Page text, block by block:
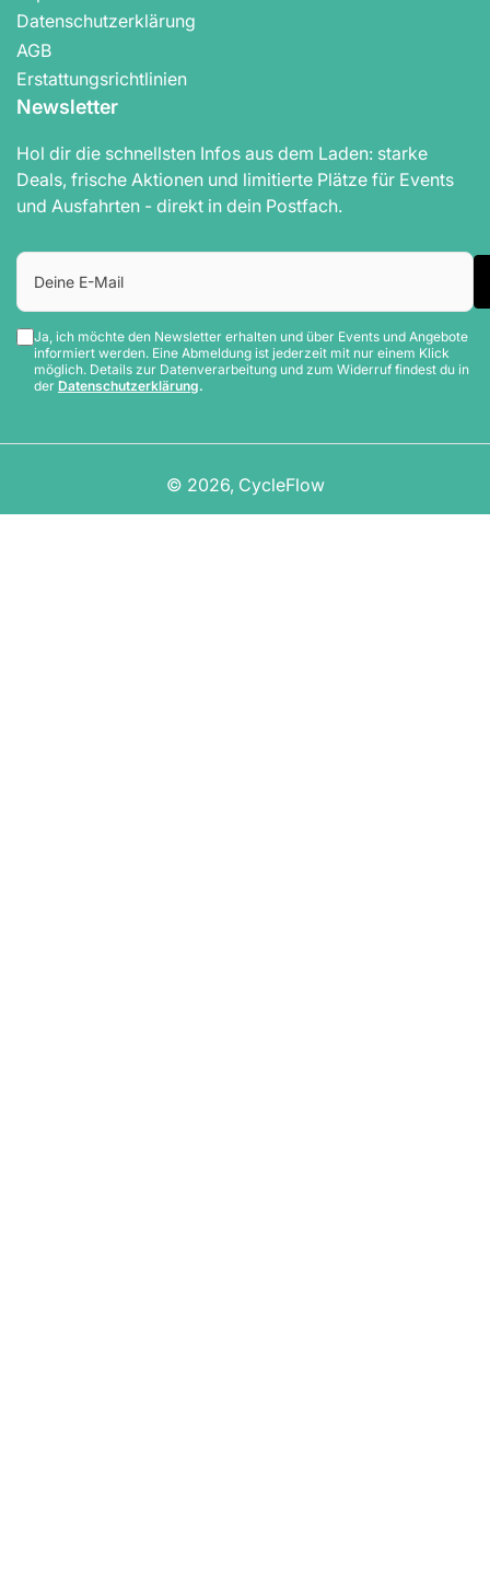
Datenschutzerklärung
AGB
Erstattungsrichtlinien
Newsletter
Hol dir die schnellsten Infos aus dem Laden: starke
Deals, frische Aktionen und limitierte Plätze für Events
und Ausfahrten - direkt in dein Postfach.
Deine
Ja, ich möchte den Newsletter erhalten und über Events und Angebote
informiert werden. Eine Abmeldung ist jederzeit mit nur einem Klick
möglich. Details zur Datenverarbeitung und zum Widerruf findest du in
der Datenschutzerklärung.
© 2026, CycleFlow